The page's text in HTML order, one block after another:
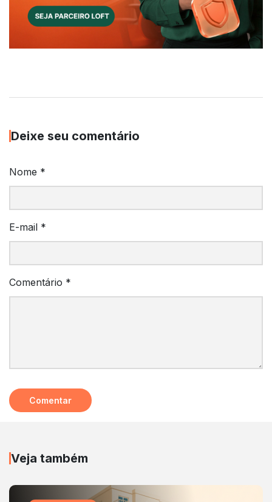
Deixe seu comentário
Comentário *
Nome *
E-mail *
Veja também